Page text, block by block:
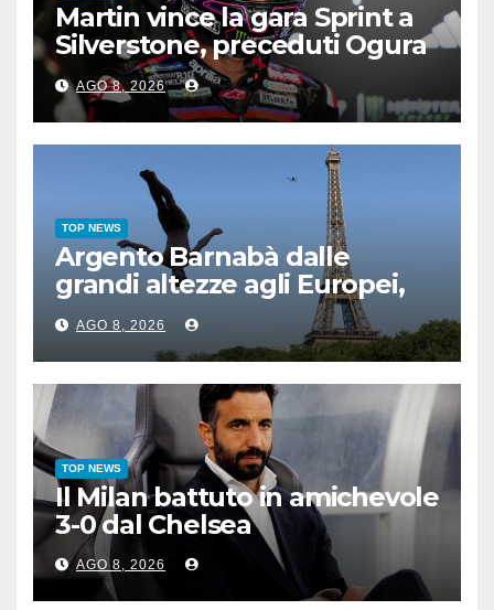
Martin vince la gara Sprint a
Silverstone, preceduti Ogura
e Bezzecchi
AGO 8, 2026
TOP NEWS
Argento Barnabà dalle
grandi altezze agli Europei,
bis azzurro dopo Cosetti
AGO 8, 2026
TOP NEWS
Il Milan battuto in amichevole
3-0 dal Chelsea
AGO 8, 2026